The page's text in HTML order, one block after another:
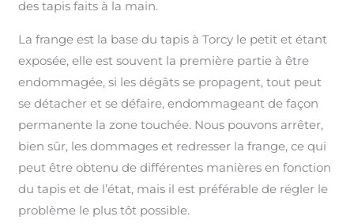
des tapis faits à la main.
La frange est la base du tapis à Torcy le petit et étant
exposée, elle est souvent la première partie à être
endommagée, si les dégâts se propagent, tout peut
se détacher et se défaire, endommageant de façon
permanente la zone touchée. Nous pouvons arrêter,
bien sûr, les dommages et redresser la frange, ce qui
peut être obtenu de différentes manières en fonction
du tapis et de l’état, mais il est préférable de régler le
problème le plus tôt possible.